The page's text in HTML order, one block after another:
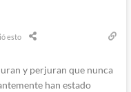
esto
y perjuran que nunca
han estado